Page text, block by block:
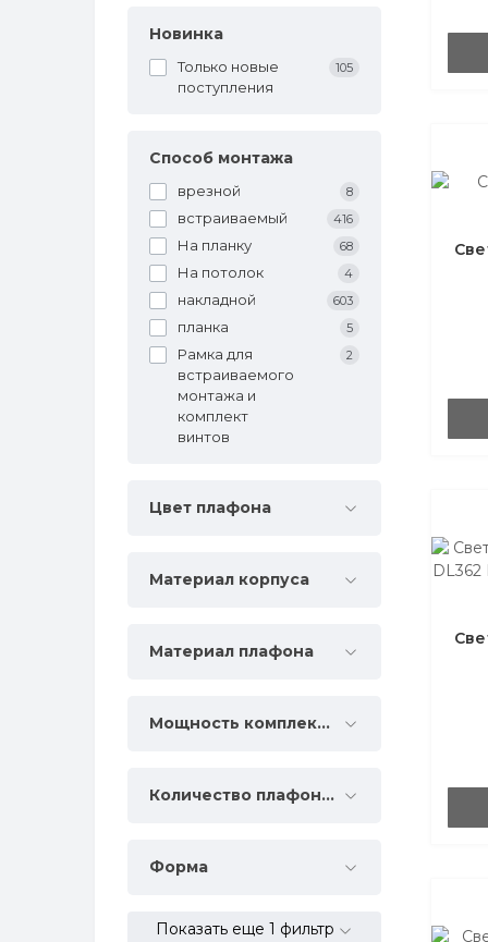
Новинка
Только новые
поступления
105
Способ монтажа
врезной 8
встраиваемый 416
На планку 68
На потолок 4
накладной 603
планка 5
Рамка для
встраиваемого
монтажа и
комплект
винтов
2
Цвет плафона
Материал корпуса
Материал плафона
Мощность комплектации, Вт
Количество плафонов
Форма
Показать еще 1 фильтр